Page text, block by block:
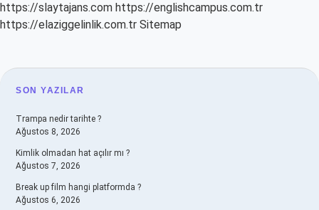
https://slaytajans.com https://englishcampus.com.tr
https://elaziggelinlik.com.tr Sitemap
SIDEBAR
SON YAZILAR
Trampa nedir tarihte ?
Ağustos 8, 2026
Kimlik olmadan hat açılır mı ?
Ağustos 7, 2026
Break up film hangi platformda ?
Ağustos 6, 2026